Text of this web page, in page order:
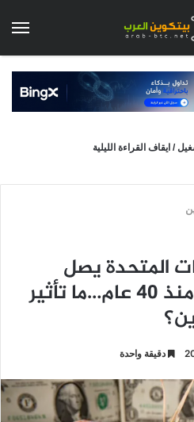
/ ايقاف القراءة الليلية
المتحدة يصل
لأعلى مستوى له منذ 40 عام…ما تأثير
دقيقة واحدة